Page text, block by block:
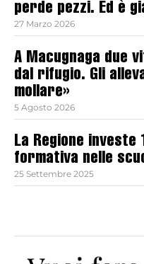
perde pezzi. Ed è
27 Marzo 2026
A Macugnaga due
dal rifugio. Gli
mollare»
5 Agosto 2026
La Regione
formativa nelle
25 Settembre 2025